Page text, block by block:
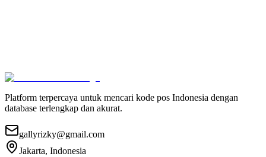
Platform terpercaya untuk mencari kode pos Indonesia dengan
database terlengkap dan akurat.
gallyrizky@gmail.com
Jakarta, Indonesia